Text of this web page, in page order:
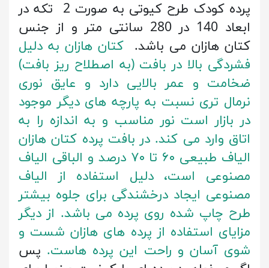
پرده کودک طرح کیوتی به صورت 2 تکه در
ابعاد 140 در 280 سانتی متر و از جنس
کتان هازان می باشد. کتان هازان به دلیل
فشردگی بالا در بافت (به اصطلاح ریز بافت)
ضخامت و عمر بالایی دارد و عایق نوری
نرمال تری نسبت به پارچه های دیگر موجود
در بازار است نور مناسب و به اندازه را به
اتاق وارد می کند. در بافت پرده کتان هازان
الیاف طبیعی ۶۰ تا ۷۰ درصد و الباقی الیاف
مصنوعی است، دلیل استفاده از الیاف
مصنوعی ایجاد درخشندگی برای جلوه بیشتر
طرح چاپ شده روی پرده می باشد. از دیگر
مزایای استفاده از پرده های هازان شست و
شوی آسان و راحت این پرده هاست. پس